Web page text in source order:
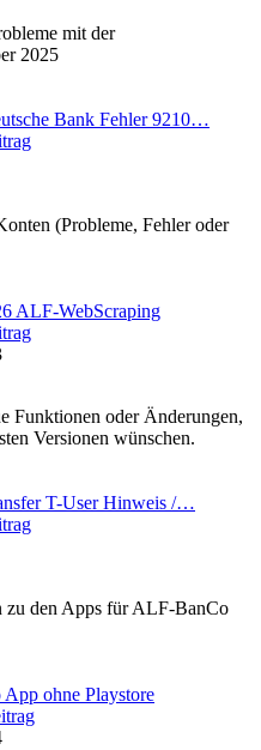
mit der
2025
Bank Fehler 9210…
(Probleme, Fehler oder
ALF-WebScraping
Funktionen oder Änderungen,
Versionen wünschen.
T-User Hinweis /…
zu den Apps für ALF-BanCo
App ohne Playstore